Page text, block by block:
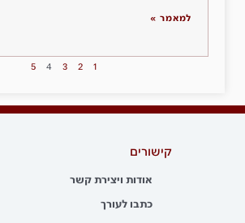
למאמר »
1
2
3
4
5
קישורים
אודות ויצירת קשר
כתבו לעורך